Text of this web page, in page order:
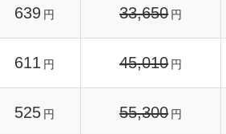
639 円 33,650 円
611 円 45,010 円
525 円 55,300 円